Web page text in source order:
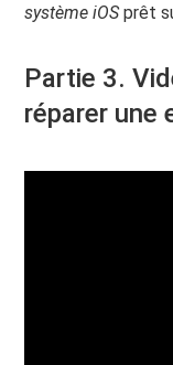
système iOSprêt
Partie 3.
réparer une